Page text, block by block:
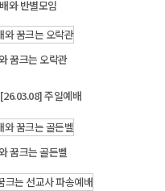
와 반별모임
꿈크는 오락관
[26.03.08] 주일예배
꿈크는 골든벨